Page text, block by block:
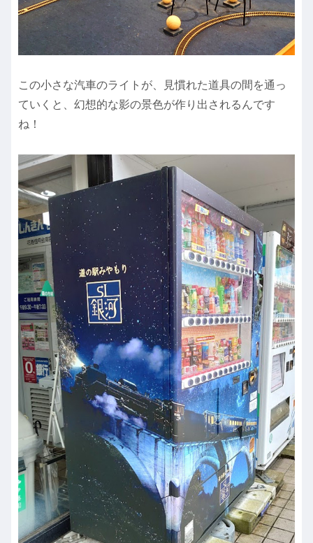
この小さな汽車のライトが、見慣れた道具の間を通っ
ていくと、幻想的な影の景色が作り出されるんです
ね！